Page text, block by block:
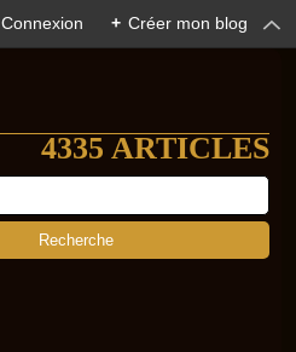
Connexion + Créer mon blog
4335 ARTICLES